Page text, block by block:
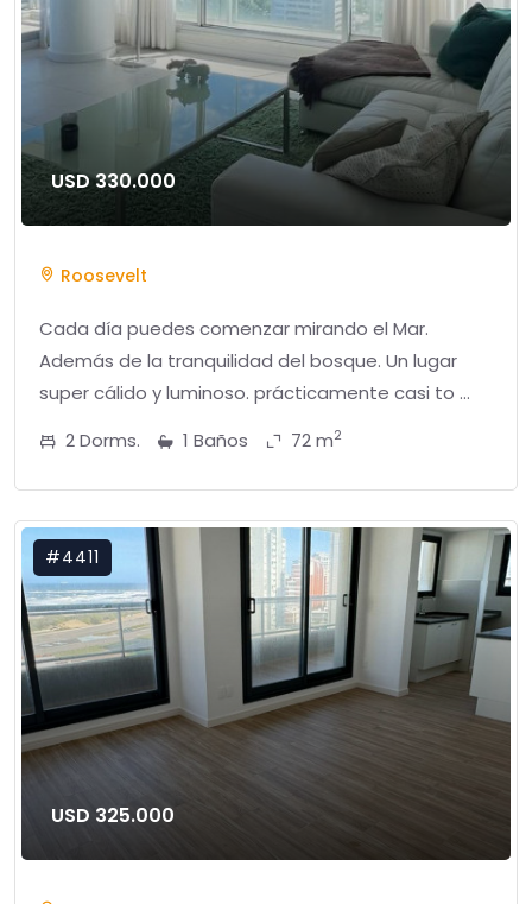
USD 330.000
Roosevelt
Cada día puedes comenzar mirando el Mar.
Además de la tranquilidad del bosque. Un lugar
super cálido y luminoso. prácticamente casi to ...
2 Dorms.
1 Baños 72 m2
#4411
USD 325.000